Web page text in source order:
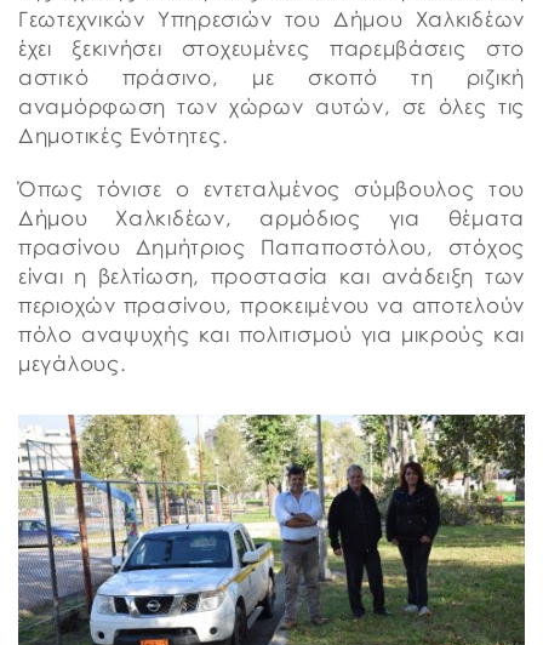
Γεωτεχνικών Υπηρεσιών του Δήμου Χαλκιδέων
έχει ξεκινήσει στοχευμένες παρεμβάσεις στο
αστικό πράσινο, με σκοπό τη ριζική
αναμόρφωση των χώρων αυτών, σε όλες τις
Δημοτικές Ενότητες.
Όπως τόνισε ο εντεταλμένος σύμβουλος του
Δήμου Χαλκιδέων, αρμόδιος για θέματα
πρασίνου Δημήτριος Παπαποστόλου, στόχος
είναι η βελτίωση, προστασία και ανάδειξη των
περιοχών πρασίνου, προκειμένου να αποτελούν
πόλο αναψυχής και πολιτισμού για μικρούς και
μεγάλους.